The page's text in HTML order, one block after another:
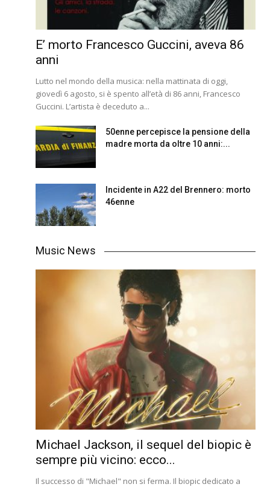
E’ morto Francesco Guccini, aveva 86
anni
Lutto nel mondo della musica: nella mattinata di oggi,
giovedì 6 agosto, si è spento all’età di 86 anni, Francesco
Guccini. L’artista è deceduto a...
50enne percepisce la pensione della
madre morta da oltre 10 anni:...
Incidente in A22 del Brennero: morto
46enne
Music News
Michael Jackson, il sequel del biopic è
sempre più vicino: ecco...
Il successo di "Michael" non si ferma. Il biopic dedicato a